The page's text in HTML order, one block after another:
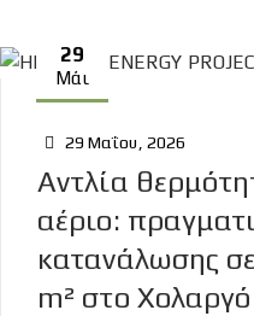
29
Μάι
29 Μαΐου, 2026
Αντλία
αέριο:
κατανάλωσης
m² στο Χολαργό